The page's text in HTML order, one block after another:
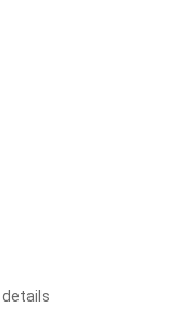
details